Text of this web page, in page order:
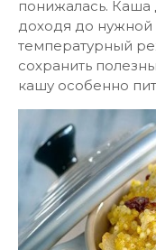
понижалась. Каша
доходя до
температурный
сохранить
кашу особенно